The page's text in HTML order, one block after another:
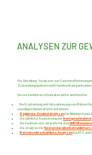
ANALYSEN ZUR
Die Abteilung "Analysen zur Gewerbeförderung
Zuwendungsgebern und
Die wesentlichen Arbeitsbereiche sind hierbei:
Die Erarbeitung und Aktualisierung von Plänen
jeweiligen Bundesfachverbänden
Regionale Strukturanalysenfür
Die jährliche Auswertung derInanspruchnahme
Die Funktion als Leitstelle für dasDHKT-
Die Analyse derKosten der überbetrieblichen
Betriebswirtschaftliche Analysenfür BTZ und